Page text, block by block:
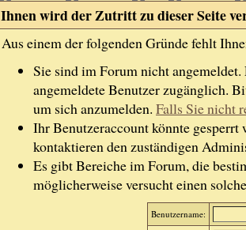
Ihnen wird der Zutritt zu dieser Seite
Aus einem der folgenden Gründe fehlt
Sie sind im Forum nicht
angemeldete Benutzer zugänglich.
um sich anzumelden. Falls Sie nicht
Ihr Benutzeraccount könnte gesperrt
kontaktieren den zuständigen
Es gibt Bereiche im Forum, die
möglicherweise versucht einen
Benutzername: